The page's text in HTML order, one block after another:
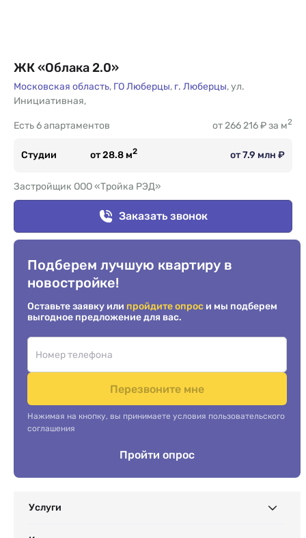
ЖК «Облака 2.0»
Московская область, ГО Люберцы, г. Люберцы,ул.
Инициативная,
6 апартаментов
Есть от 266 216 ₽ за м2
Студии от 28.8 м2 от 7.9 млн ₽
Застройщик ООО «Тройка РЭД»
Заказать звонок
Подберем лучшую квартиру в
новостройке!
Оставьте заявку или пройдите опрос и мы подберем
выгодное предложение для вас.
Перезвоните мне
Нажимая на кнопку, вы принимаете условия пользовательского
соглашения
Пройти опрос
Услуги